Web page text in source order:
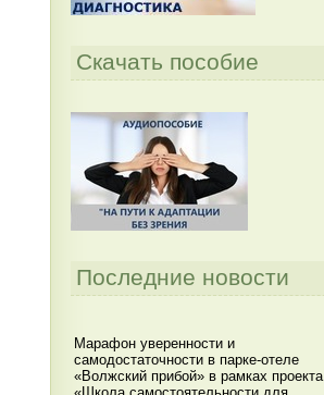
Скачать пособие
Последние новости
Марафон уверенности и
самодостаточности в парке-отеле
«Волжский прибой» в рамках проекта